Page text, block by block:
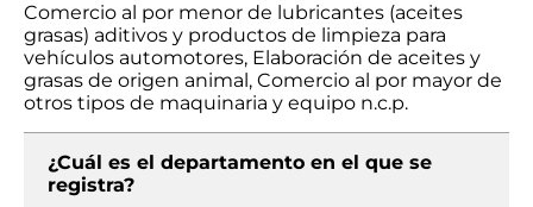
Comercio al por menor de lubricantes (aceites
grasas) aditivos y productos de limpieza para
vehículos automotores, Elaboración de aceites y
grasas de origen animal, Comercio al por mayor de
otros tipos de maquinaria y equipo n.c.p.
¿Cuál es el departamento en el que se
registra?